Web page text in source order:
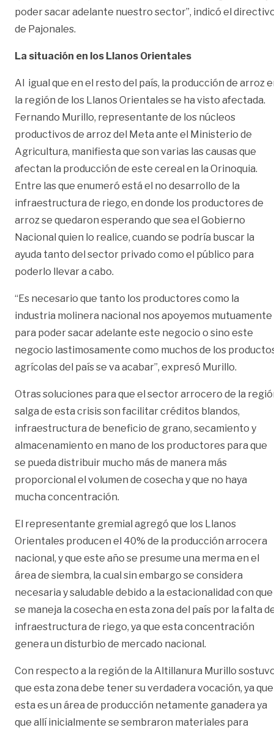
poder sacar adelante nuestro sector”, indicó el
de Pajonales.
La situación en los Llanos Orientales
Al igual que en el resto del país, la producción de arroz
la región de los Llanos Orientales se ha visto afectada.
Fernando Murillo, representante de los núcleos
productivos de arroz del Meta ante el Ministerio de
Agricultura, manifiesta que son varias las causas que
afectan la producción de este cereal en la Orinoquia.
Entre las que enumeró está el no desarrollo de la
infraestructura de riego, en donde los productores de
arroz se quedaron esperando que sea el Gobierno
Nacional quien lo realice, cuando se podría buscar la
ayuda tanto del sector privado como el público para
poderlo llevar a cabo.
“Es necesario que tanto los productores como la
industria molinera nacional nos apoyemos mutuamente
para poder sacar adelante este negocio o sino este
negocio lastimosamente como muchos de los
agrícolas del país se va acabar”, expresó Murillo.
Otras soluciones para que el sector arrocero de la
salga de esta crisis son facilitar créditos blandos,
infraestructura de beneficio de grano, secamiento y
almacenamiento en mano de los productores para que
se pueda distribuir mucho más de manera más
proporcional el volumen de cosecha y que no haya
mucha concentración.
El representante gremial agregó que los Llanos
Orientales producen el 40% de la producción arrocera
nacional, y que este año se presume una merma en el
área de siembra, la cual sin embargo se considera
necesaria y saludable debido a la estacionalidad con que
se maneja la cosecha en esta zona del país por la falta
infraestructura de riego, ya que esta concentración
genera un disturbio de mercado nacional.
Con respecto a la región de la Altillanura Murillo
que esta zona debe tener su verdadera vocación, ya que
esta es un área de producción netamente ganadera ya
que allí inicialmente se sembraron materiales para